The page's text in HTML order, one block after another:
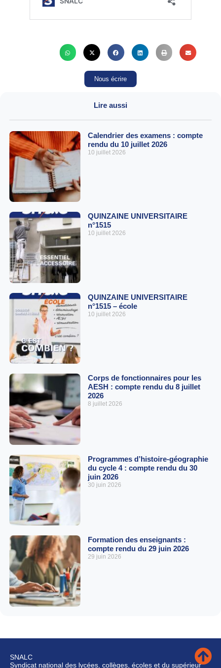
Nous écrire
Lire aussi
Calendrier des examens : compte
rendu du 10 juillet 2026
10 juillet 2026
QUINZAINE UNIVERSITAIRE
n°1515
10 juillet 2026
QUINZAINE UNIVERSITAIRE
n°1515 – école
10 juillet 2026
Corps de fonctionnaires pour les
AESH : compte rendu du 8 juillet
2026
8 juillet 2026
Programmes d’histoire-géographie
du cycle 4 : compte rendu du 30
juin 2026
30 juin 2026
Formation des enseignants :
compte rendu du 29 juin 2026
29 juin 2026
SNALC
Syndicat national des lycées, collèges, écoles et du supérieur